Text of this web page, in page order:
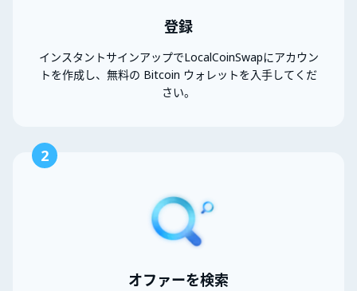
登録
インスタントサインアップでLocalCoinSwapにアカウン
トを作成し、無料の Bitcoin ウォレットを入手してくだ
さい。
2
オファーを検索